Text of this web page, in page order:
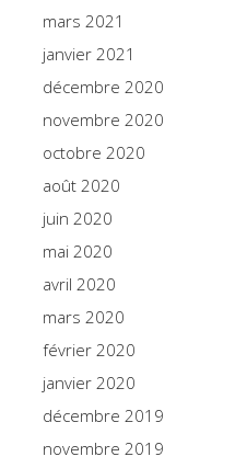
mars 2021
janvier 2021
décembre 2020
novembre 2020
octobre 2020
août 2020
juin 2020
mai 2020
avril 2020
mars 2020
février 2020
janvier 2020
décembre 2019
novembre 2019